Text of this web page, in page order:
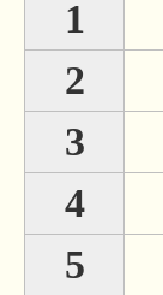
1
2
3
4
5